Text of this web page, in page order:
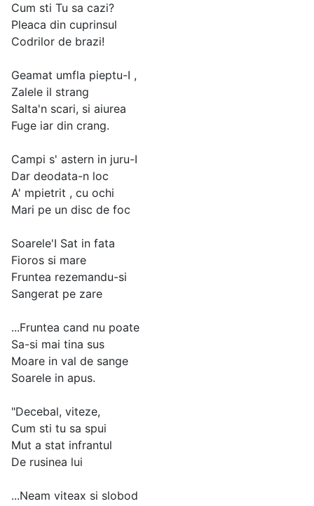
Cum sti Tu sa cazi?
Pleaca din cuprinsul
Codrilor de brazi!
Geamat umfla pieptu-I ,
Zalele il strang
Salta'n scari, si aiurea
Fuge iar din crang.
Campi s' astern in juru-I
Dar deodata-n loc
A' mpietrit , cu ochi
Mari pe un disc de foc
Soarele'I Sat in fata
Fioros si mare
Fruntea rezemandu-si
Sangerat pe zare
...Fruntea cand nu poate
Sa-si mai tina sus
Moare in val de sange
Soarele in apus.
"Decebal, viteze,
Cum sti tu sa spui
Mut a stat infrantul
De rusinea lui
...Neam viteax si slobod